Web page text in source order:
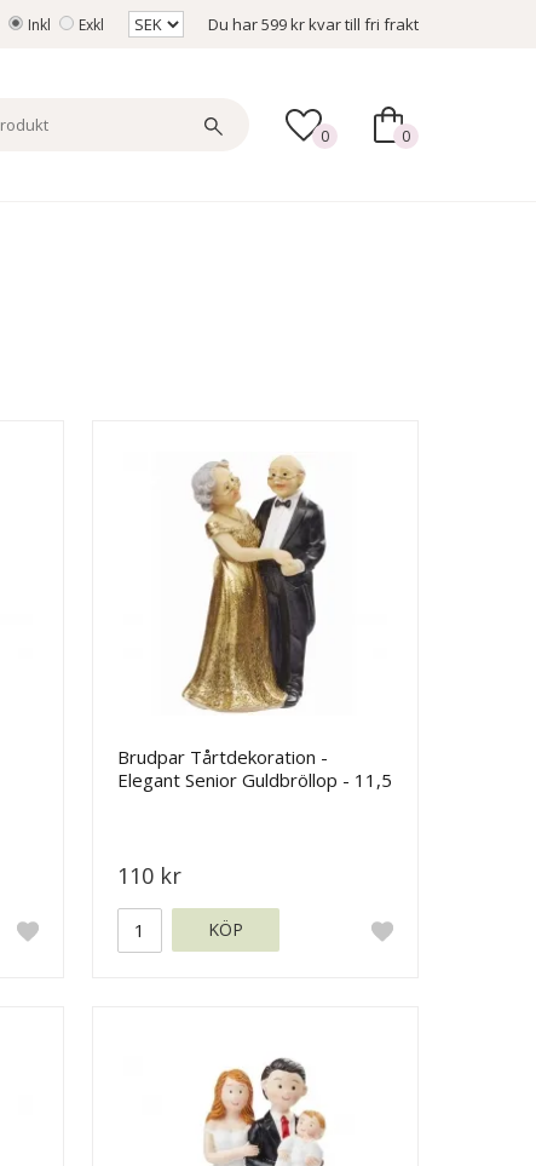
Inkl Exkl Du har599 krkvar till fri frakt
0 0
Brudpar Tårtdekoration -
Elegant Senior Guldbröllop - 11,5
110 kr
KÖP